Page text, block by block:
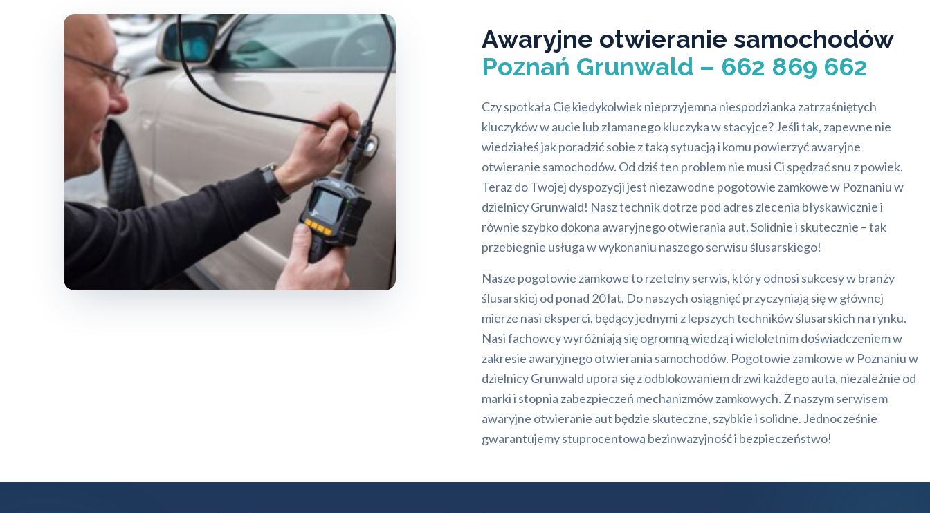
Awaryjne otwieranie samochodów
Poznań Grunwald – 662 869 662
Czy spotkała Cię kiedykolwiek nieprzyjemna niespodzianka zatrzaśniętych
kluczyków w aucie lub złamanego kluczyka w stacyjce? Jeśli tak, zapewne nie
wiedziałeś jak poradzić sobie z taką sytuacją i komu powierzyć awaryjne
otwieranie samochodów. Od dziś ten problem nie musi Ci spędzać snu z powiek.
Teraz do Twojej dyspozycji jest niezawodne pogotowie zamkowe w Poznaniu w
dzielnicy Grunwald! Nasz technik dotrze pod adres zlecenia błyskawicznie i
równie szybko dokona awaryjnego otwierania aut. Solidnie i skutecznie – tak
przebiegnie usługa w wykonaniu naszego serwisu ślusarskiego!
Nasze pogotowie zamkowe to rzetelny serwis, który odnosi sukcesy w branży
ślusarskiej od ponad 20 lat. Do naszych osiągnięć przyczyniają się w głównej
mierze nasi eksperci, będący jednymi z lepszych techników ślusarskich na rynku.
Nasi fachowcy wyróżniają się ogromną wiedzą i wieloletnim doświadczeniem w
zakresie awaryjnego otwierania samochodów. Pogotowie zamkowe w Poznaniu w
dzielnicy Grunwald upora się z odblokowaniem drzwi każdego auta, niezależnie od
marki i stopnia zabezpieczeń mechanizmów zamkowych. Z naszym serwisem
awaryjne otwieranie aut będzie skuteczne, szybkie i solidne. Jednocześnie
gwarantujemy stuprocentową bezinwazyjność i bezpieczeństwo!